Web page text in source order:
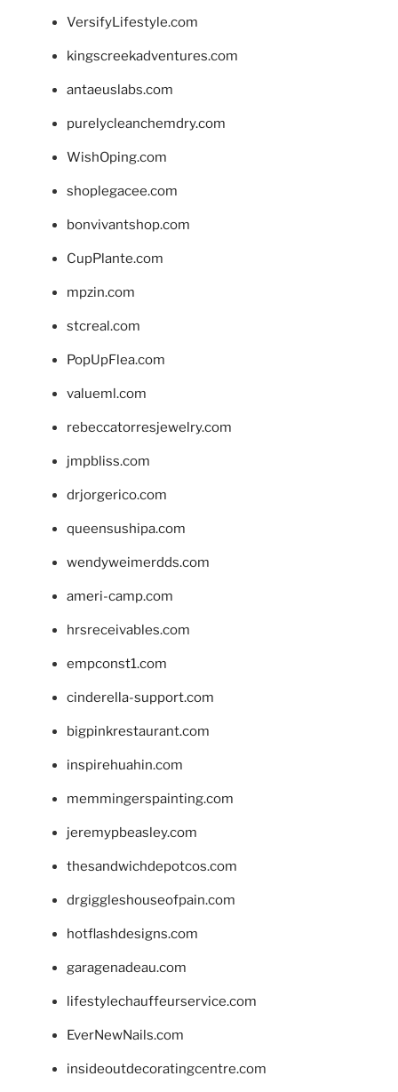
VersifyLifestyle.com
kingscreekadventures.com
antaeuslabs.com
purelycleanchemdry.com
WishOping.com
shoplegacee.com
bonvivantshop.com
CupPlante.com
mpzin.com
stcreal.com
PopUpFlea.com
valueml.com
rebeccatorresjewelry.com
jmpbliss.com
drjorgerico.com
queensushipa.com
wendyweimerdds.com
ameri-camp.com
hrsreceivables.com
empconst1.com
cinderella-support.com
bigpinkrestaurant.com
inspirehuahin.com
memmingerspainting.com
jeremypbeasley.com
thesandwichdepotcos.com
drgiggleshouseofpain.com
hotflashdesigns.com
garagenadeau.com
lifestylechauffeurservice.com
EverNewNails.com
insideoutdecoratingcentre.com